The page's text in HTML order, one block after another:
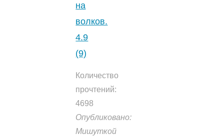
на
волков.
4.9
(9)
Количество
прочтений:
4698
Опубликовано:
Мишуткой